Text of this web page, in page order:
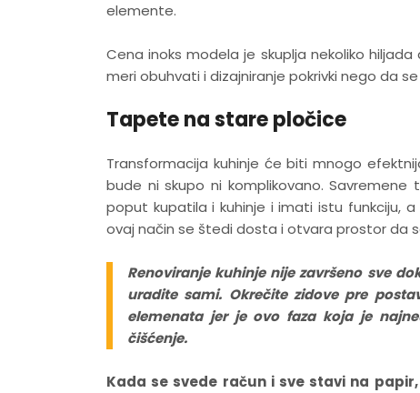
elemente.
Cena inoks modela je skuplja nekoliko
meri obuhvati i dizajniranje pokrivki nego da
Tapete na stare pločice
Transformacija kuhinje će biti mnogo
bude ni skupo ni komplikovano.
poput kupatila i kuhinje i imati istu funkciju,
ovaj način se štedi dosta i otvara prostor da
Renoviranje kuhinje nije završeno sve
uradite sami. Okrečite zidove pre
elemenata jer je ovo faza koja je
čišćenje.
Kada se svede račun i sve stavi na